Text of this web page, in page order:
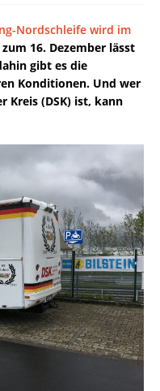
Nordschleife wird im
zum 16. Dezember lässt
gibt es die
Konditionen. Und wer
Kreis (DSK) ist, kann